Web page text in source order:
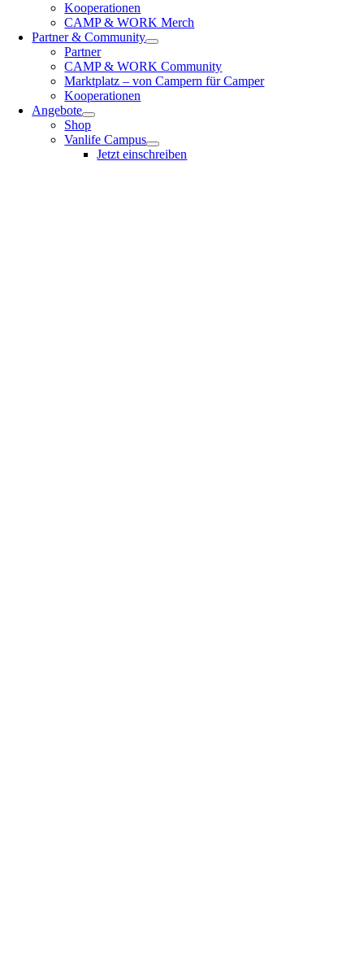
Kooperationen
CAMP & WORK Merch
Partner & Community
Partner
CAMP & WORK Community
Marktplatz – von Campern für Camper
Kooperationen
Angebote
Shop
Vanlife Campus
Jetzt einschreiben